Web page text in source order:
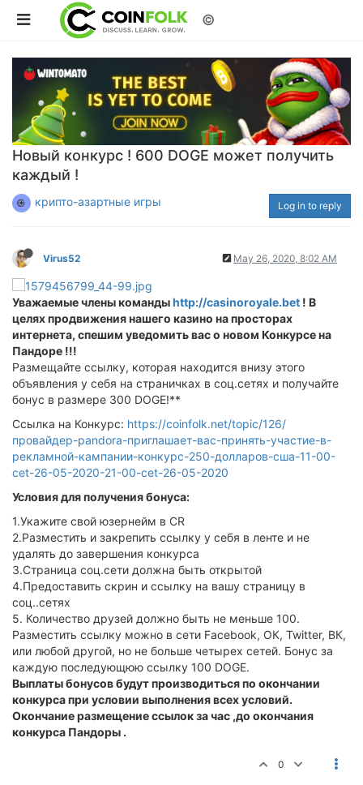
©
Новый конкурс ! 600 DOGE может получить
каждый !
крипто-азартные игры Log in to reply
Virus52 May 26, 2020, 8:02 AM
Уважаемые члены командыhttp://casinoroyale.bet ! В
целях продвижения нашего казино на просторах
интернета, спешим уведомить вас о новом Конкурсе на
Пандоре !!!
Размещайте ссылку, которая находится внизу этого
объявления у себя на страничках в соц.сетях и получайте
бонус в размере 300 DOGE!**
Ссылка на Конкурс: https://coinfolk.net/topic/126/
провайдер-pandora-приглашает-вас-принять-участие-в-
рекламной-кампании-конкурс-250-долларов-сша-11-00-
cet-26-05-2020-21-00-cet-26-05-2020
Условия для получения бонуса:
1.Укажите свой юзернейм в CR
2.Разместить и закрепить ссылку у себя в ленте и не
удалять до завершения конкурса
3.Страница соц.сети должна быть открытой
4.Предоставить скрин и ссылку на вашу страницу в
соц..сетях
5. Количество друзей должно быть не меньше 100.
Разместить ссылку можно в сети Facebook, ОК, Twitter, ВК,
или любой другой, но не больше четырех сетей. Бонус за
каждую последующюю ссылку 100 DOGE.
Выплаты бонусов будут производиться по окончании
конкурса при условии выполнения всех условий.
Окончание размещение ссылок за час ,до окончания
конкурса Пандоры .
0